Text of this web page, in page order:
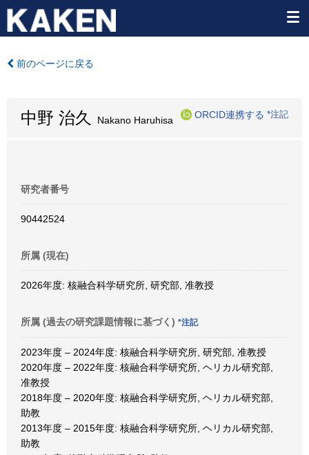
前のページに戻る
中野 治久 Nakano Haruhisa
ORCID連携する *注記
研究者番号
90442524
所属 (現在)
2026年度: 核融合科学研究所, 研究部, 准教授
所属 (過去の研究課題情報に基づく) *注記
2023年度 – 2024年度: 核融合科学研究所, 研究部, 准教授
2020年度 – 2022年度: 核融合科学研究所, ヘリカル研究部,
准教授
2018年度 – 2020年度: 核融合科学研究所, ヘリカル研究部,
助教
2013年度 – 2015年度: 核融合科学研究所, ヘリカル研究部,
助教